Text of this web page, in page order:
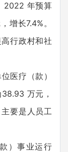
2022 年预算
增长7.4%。
行政村和社
医疗（款）
万元，
要是人员工
）事业运行